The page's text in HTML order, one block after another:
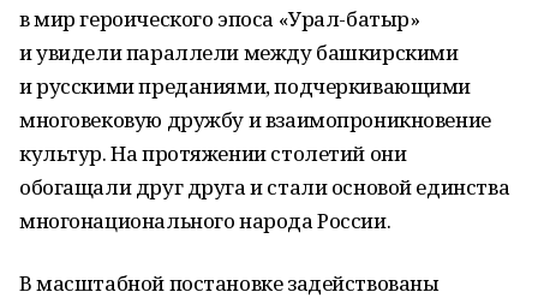
в мир героического эпоса «Урал-батыр»
и увидели параллели между башкирскими
и русскими преданиями, подчеркивающими
многовековую дружбу и взаимопроникновение
культур. На протяжении столетий они
обогащали друг друга и стали основой единства
многонационального народа России.
В масштабной постановке задействованы